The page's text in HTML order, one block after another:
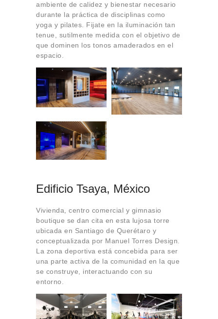
ambiente de calidez y bienestar necesario
durante la práctica de disciplinas como
yoga y pilates. Fijate en la iluminación tan
tenue, sutilmente medida con el objetivo de
que dominen los tonos amaderados en el
espacio.
Edificio Tsaya, México
Vivienda, centro comercial y gimnasio
boutique se dan cita en esta lujosa torre
ubicada en Santiago de Querétaro y
conceptualizada por Manuel Torres Design.
La zona deportiva está concebida para ser
una parte activa de la comunidad en la que
se construye, interactuando con su
entorno.